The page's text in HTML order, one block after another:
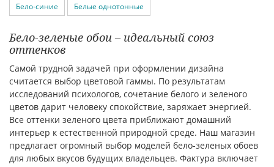
Бело-синие Белые однотонные
Бело-зеленые обои – идеальный союз
оттенков
Самой трудной задачей при оформлении дизайна
считается выбор цветовой гаммы. По результатам
исследований психологов, сочетание белого и зеленого
цветов дарит человеку спокойствие, заряжает энергией.
Все оттенки зеленого цвета приближают домашний
интерьер к естественной природной среде. Наш магазин
предлагает огромный выбор моделей бело-зеленых обоев
для любых вкусов будущих владельцев. Фактура включает